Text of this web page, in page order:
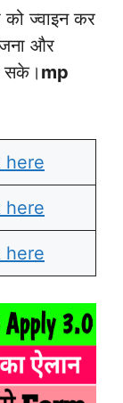
को ज्वाइन कर
और
सके। mp
here
here
here